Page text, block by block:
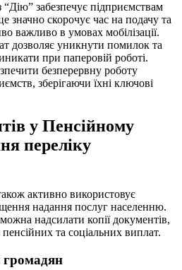
забезпечує підприємствам
значно скорочує час на подачу та
важливо в умовах мобілізації.
дозволяє уникнути помилок та
при паперовій роботі.
безперервну роботу
зберігаючи їхні ключові
у Пенсійному
переліку
активно використовує
надання послуг населенню.
надсилати копії документів,
та соціальних виплат.
громадян